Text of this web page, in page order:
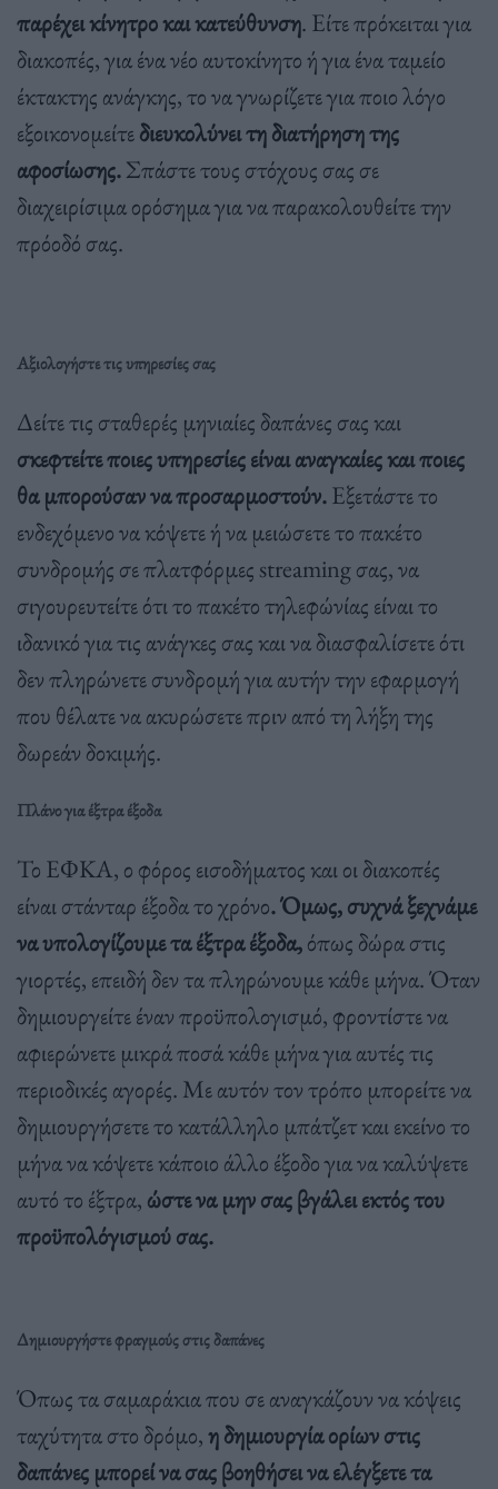
παρέχει κίνητρο και κατεύθυνση. Είτε πρόκειται για
διακοπές, για ένα νέο αυτοκίνητο ή για ένα ταμείο
έκτακτης ανάγκης, το να γνωρίζετε για ποιο λόγο
εξοικονομείτεδιευκολύνει τη διατήρηση της
αφοσίωσης.Σπάστε τους στόχους σας σε
διαχειρίσιμα ορόσημα για να παρακολουθείτε την
πρόοδό σας.
Αξιολογήστε τις υπηρεσίες σας
Δείτε τις σταθερές μηνιαίες δαπάνες σας και
σκεφτείτε ποιες υπηρεσίες είναι αναγκαίες και ποιες
θα μπορούσαν να προσαρμοστούν.Εξετάστε το
ενδεχόμενο να κόψετε ή να μειώσετε το πακέτο
συνδρομής σε πλατφόρμες streaming σας, να
σιγουρευτείτε ότι το πακέτο τηλεφώνίας είναι το
ιδανικό για τις ανάγκες σας και να διασφαλίσετε ότι
δεν πληρώνετε συνδρομή για αυτήν την εφαρμογή
που θέλατε να ακυρώσετε πριν από τη λήξη της
δωρεάν δοκιμής.
Πλάνο για έξτρα έξοδα
Το ΕΦΚΑ, ο φόρος εισοδήματος και οι διακοπές
είναι στάνταρ έξοδα το χρόνο. Όμως, συχνά ξεχνάμε
να υπολογίζουμε τα έξτρα έξοδα,όπως δώρα στις
γιορτές, επειδή δεν τα πληρώνουμε κάθε μήνα. Όταν
δημιουργείτε έναν προϋπολογισμό, φροντίστε να
αφιερώνετε μικρά ποσά κάθε μήνα για αυτές τις
περιοδικές αγορές. Με αυτόν τον τρόπο μπορείτε να
δημιουργήσετε το κατάλληλο μπάτζετ και εκείνο το
μήνα να κόψετε κάποιο άλλο έξοδο για να καλύψετε
αυτό το έξτρα, ώστε να μην σας βγάλει εκτός του
προϋπολόγισμού σας.
Δημιουργήστε φραγμούς στις δαπάνες
Όπως τα σαμαράκια που σε αναγκάζουν να κόψεις
ταχύτητα στο δρόμο,η δημιουργία ορίων στις
δαπάνες μπορεί να σας βοηθήσει να ελέγξετε τα